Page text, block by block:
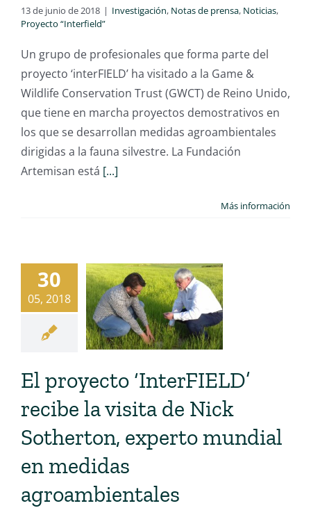
13 de junio de 2018 | Investigación, Notas de prensa, Noticias,
Proyecto “Interfield”
Un grupo de profesionales que forma parte del
proyecto ‘interFIELD’ ha visitado a la Game &
Wildlife Conservation Trust (GWCT) de Reino Unido,
que tiene en marcha proyectos demostrativos en
los que se desarrollan medidas agroambientales
dirigidas a la fauna silvestre. La Fundación
Artemisan está [...]
Más información
30
05, 2018
El proyecto ‘InterFIELD’
recibe la visita de Nick
Sotherton, experto mundial
en medidas
agroambientales